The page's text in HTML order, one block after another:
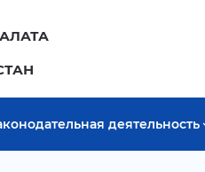
деятельность